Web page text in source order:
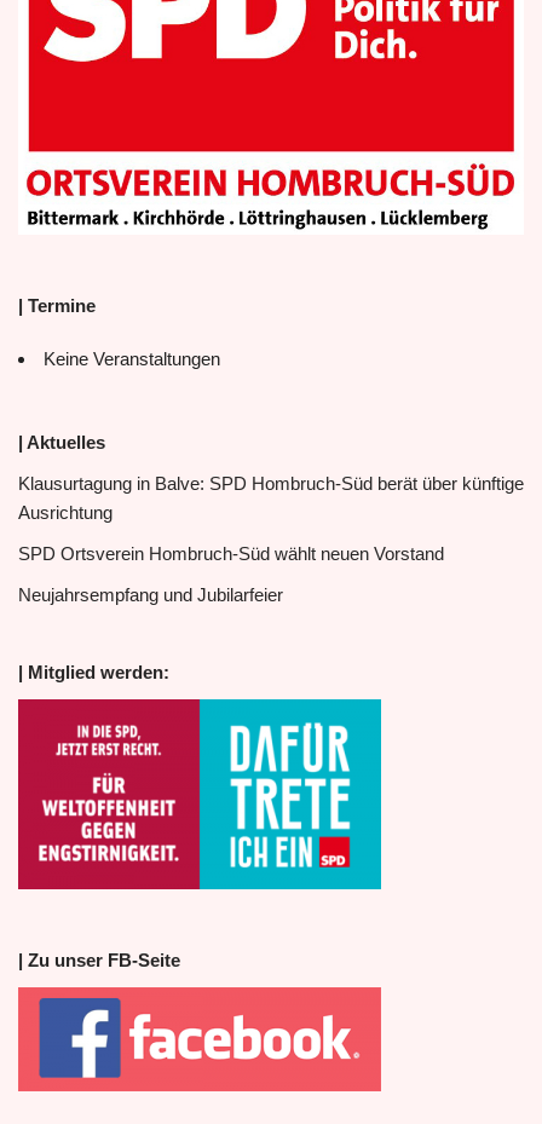
| Termine
Keine Veranstaltungen
| Aktuelles
Klausurtagung in Balve: SPD Hombruch-Süd berät über künftige
Ausrichtung
SPD Ortsverein Hombruch-Süd wählt neuen Vorstand
Neujahrsempfang und Jubilarfeier
| Mitglied werden:
| Zu unser FB-Seite